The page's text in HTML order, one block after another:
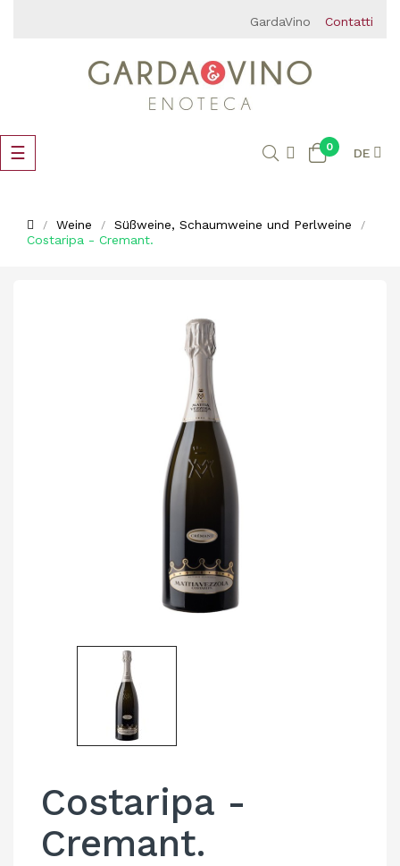
GardaVino Contatti
Umschalten
der
☰ 0 DE
Weine
Süßweine, Schaumweine und Perlweine
Costaripa - Cremant.
Costaripa -
Cremant.